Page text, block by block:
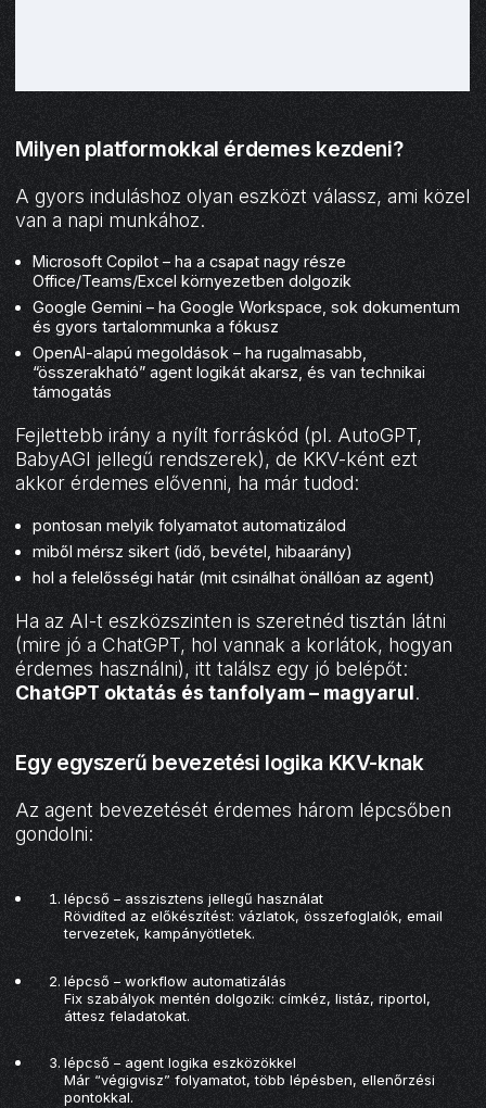
Milyen platformokkal érdemes kezdeni?
A gyors induláshoz olyan eszközt válassz, ami közel
van a napi munkához.
Microsoft Copilot – ha a csapat nagy része
Office/Teams/Excel környezetben dolgozik
Google Gemini – ha Google Workspace, sok dokumentum
és gyors tartalommunka a fókusz
OpenAI-alapú megoldások – ha rugalmasabb,
“összerakható” agent logikát akarsz, és van technikai
támogatás
Fejlettebb irány a nyílt forráskód (pl. AutoGPT,
BabyAGI jellegű rendszerek), de KKV-ként ezt
akkor érdemes elővenni, ha már tudod:
pontosan melyik folyamatot automatizálod
miből mérsz sikert (idő, bevétel, hibaarány)
hol a felelősségi határ (mit csinálhat önállóan az agent)
Ha az AI-t eszközszinten is szeretnéd tisztán látni
(mire jó a ChatGPT, hol vannak a korlátok, hogyan
érdemes használni), itt találsz egy jó belépőt:
ChatGPT oktatás és tanfolyam – magyarul.
Egy egyszerű bevezetési logika KKV-knak
Az agent bevezetését érdemes három lépcsőben
gondolni:
lépcső – asszisztens jellegű használat
Rövidíted az előkészítést: vázlatok, összefoglalók, email
tervezetek, kampányötletek.
lépcső – workflow automatizálás
Fix szabályok mentén dolgozik: címkéz, listáz, riportol,
áttesz feladatokat.
lépcső – agent logika eszközökkel
Már “végigvisz” folyamatot, több lépésben, ellenőrzési
pontokkal.